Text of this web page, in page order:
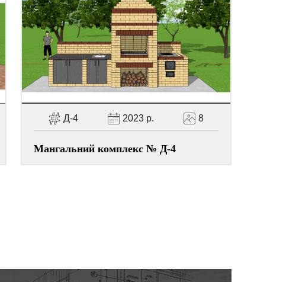
Д-4 2023 р. 8
Мангальний комплекс № Д-4